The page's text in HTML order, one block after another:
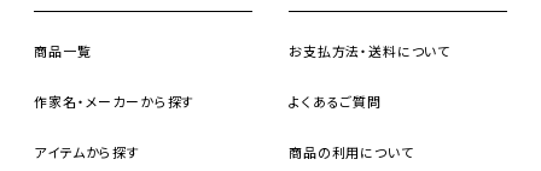
商品一覧
作家名・メーカーから探す
アイテムから探す
お支払方法・送料について
よくあるご質問
商品の利用について